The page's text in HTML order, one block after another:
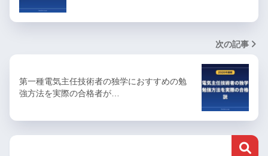
次の記事
第一種電気主任技術者の独学におすすめの勉
強方法を実際の合格者が…